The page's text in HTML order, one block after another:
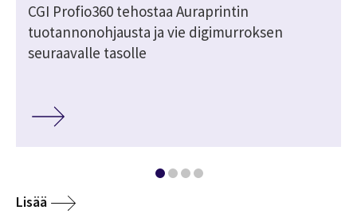
CGI Profio360 tehostaa Auraprintin
tuotannonohjausta ja vie digimurroksen
seuraavalle tasolle
Lisää